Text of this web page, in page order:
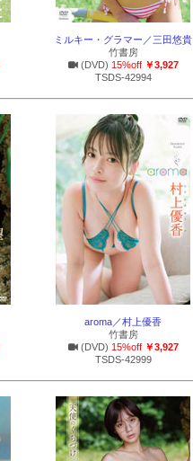
ミルキー・グラマー／三田悠貴
竹書房
(DVD) 15%off ￥3,927
TSDS-42994
aroma／村上優香
竹書房
(DVD) 15%off ￥3,927
TSDS-42999